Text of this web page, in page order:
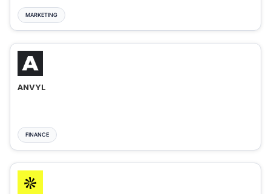
MARKETING
ANVYL
FINANCE